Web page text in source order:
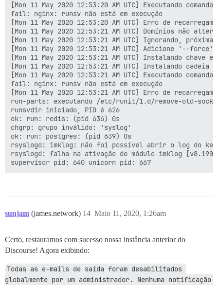
[Mon 11 May 2020 12:53:20 AM UTC] Executando
fail: nginx: runsv não está em execução
[Mon 11 May 2020 12:53:20 AM UTC] Erro de
[Mon 11 May 2020 12:53:21 AM UTC] Domínios
[Mon 11 May 2020 12:53:21 AM UTC] Ignorando,
[Mon 11 May 2020 12:53:21 AM UTC] Adicione '--
[Mon 11 May 2020 12:53:21 AM UTC] Instalando
[Mon 11 May 2020 12:53:21 AM UTC] Instalando
[Mon 11 May 2020 12:53:21 AM UTC] Executando
fail: nginx: runsv não está em execução
[Mon 11 May 2020 12:53:21 AM UTC] Erro de
run-parts: executando /etc/runit/1.d/remove-old-
runsvdir iniciado, PID é 626
ok: run: redis: (pid 636) 0s
chgrp: grupo inválido: 'syslog'
ok: run: postgres: (pid 639) 0s
rsyslogd: imklog: não foi possível abrir o log do
rsyslogd: falha na ativação do módulo imklog
supervisor pid: 640 unicorn pid: 667
sunjam (james.network) Maio 11, 2020, 1:26am
14
Certo, restauramos com sucesso nossa instância anterior do
Discourse! Agora exibindo:
Todas as e-mails de saída foram desabilitados
globalmente por um administrador. Nenhuma notificação